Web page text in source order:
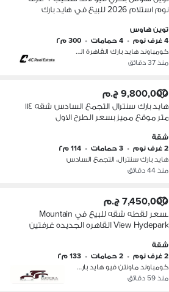
نوم استلام 2026 للبيع في هايد بارك
Park, Fifth Settlement, New Cairo
توين هاوس
4 غرف نوم
• 4 حمامات • 300 م٢
كومباوند هايد بارك القاهرة الجديدة،…
منذ 37 دقائق
9,800,000 ج.م
هايد بارك سنترال التجمع السادس شقه ١١٤
متر موقع مميز بسعر الطرح الاول
شقة
2 غرف نوم
• 3 حمامات • 114 م٢
هايد بارك سنترال، التجمع السادس
منذ 44 دقائق
7,450,000 ج.م
بسعر لقطه شقه للبيع في Mountain
View Hydepark القاهره الجديده غرفتين
شقة
2 غرف نوم
• 2 حمامات • 133 م٢
كومباوند ماونتن فيو هايد بارك، التج…
منذ 59 دقائق